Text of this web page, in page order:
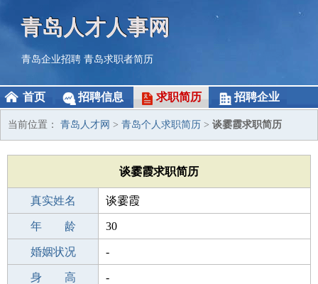
青岛人才人事网
青岛企业招聘 青岛求职者简历
首页 招聘信息 求职简历 招聘企业
当前位置： 青岛人才网 > 青岛个人求职简历 > 谈霎霞求职简历
谈霎霞求职简历
真实姓名 谈霎霞
性 别 女
年 龄 30
出生年月 1996-05-06
婚姻状况 -
学 历 本科
身 高 -